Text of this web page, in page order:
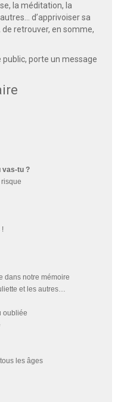
la méditation, la
d’apprivoiser sa
de retrouver, en somme,
public, porte un message
vas-tu ?
!
dans notre mémoire
et les autres…
oubliée
les âges